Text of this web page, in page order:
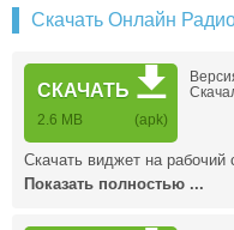
Скачать Онлайн
СКАЧАТЬ
2.6 MB (apk)
Скачать виджет на
Показать полностью ...